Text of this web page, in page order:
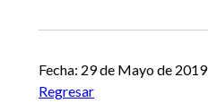
Fecha: 29 de Mayo de 2019
Regresar